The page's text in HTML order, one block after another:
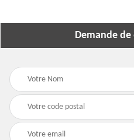
Demande